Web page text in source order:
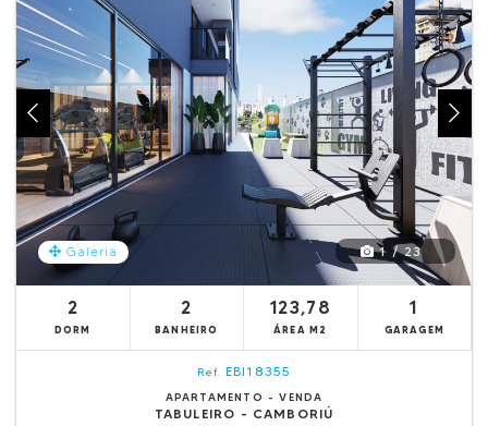
Galeria 1 / 23
2
DORM
2
BANHEIRO
123,78
ÁREA M2
1
GARAGEM
Ref. EBI18355
APARTAMENTO - VENDA
TABULEIRO - CAMBORIÚ